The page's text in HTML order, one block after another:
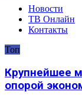
Новости
ТВ Онлайн
Контакты
Топ
Крупнейшее
опорой